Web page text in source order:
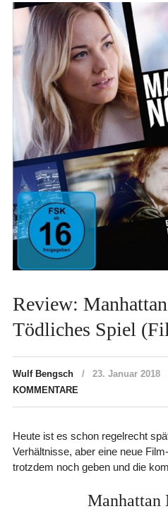
Review:
Tödliches Spiel
Wulf Bengsch 23. Januar 2018
KOMMENTARE
Heute ist es schon regelrecht
Verhältnisse, aber eine neue
trotzdem noch geben und die
Manhattan